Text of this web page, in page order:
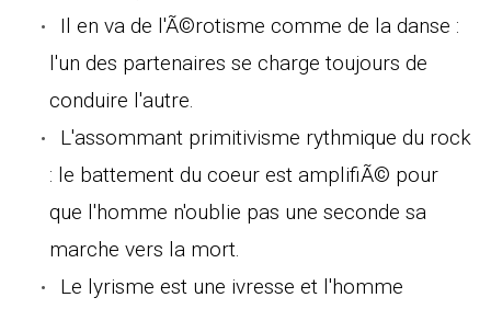
Il en va de l'Ã©rotisme comme de la danse :
l'un des partenaires se charge toujours de
conduire l'autre.
L'assommant primitivisme rythmique du rock
: le battement du coeur est amplifiÃ© pour
que l'homme n'oublie pas une seconde sa
marche vers la mort.
Le lyrisme est une ivresse et l'homme